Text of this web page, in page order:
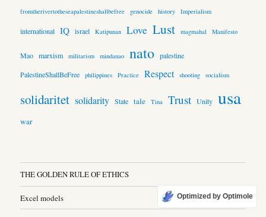
fromtherivertotheseapalestineshallbefree genocide history Imperialism
international IQ israel Katipunan Love Lust magmahal Manifesto
Mao marxism militarism mindanao nato palestine
PalestineShallBeFree
philippines Practice Respect shooting socialism
solidaritet solidarity State tale Tina Trust Unity usa
war
THE GOLDEN RULE OF ETHICS
Excel models Optimized by Optimole